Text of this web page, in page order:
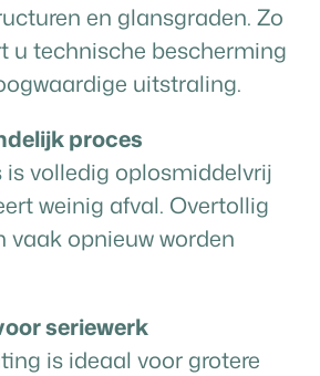
en glansgraden. Zo
u technische bescherming
uitstraling.
proces
is volledig oplosmiddelvrij
weinig afval. Overtollig
vaak opnieuw worden
seriewerk
is ideaal voor grotere